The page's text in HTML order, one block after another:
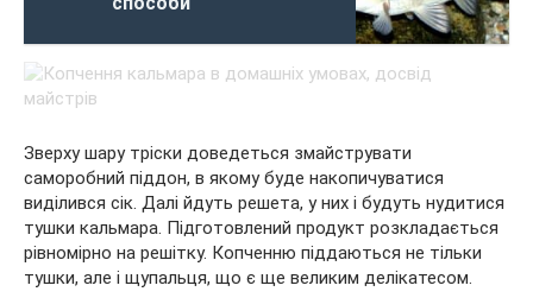
Зверху шару тріски доведеться змайструвати
саморобний піддон, в якому буде накопичуватися
виділився сік. Далі йдуть решета, у них і будуть нудитися
тушки кальмара. Підготовлений продукт розкладається
рівномірно на решітку. Копченню піддаються не тільки
тушки, але і щупальця, що є ще великим делікатесом.